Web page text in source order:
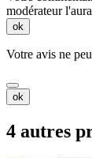
modérateur
ok
Votre avis ne
ok
4 autres